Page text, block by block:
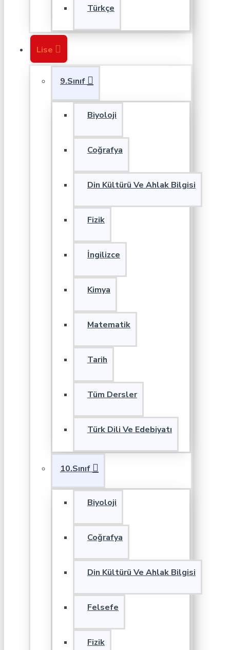
Türkçe
Lise
9.Sınıf
Biyoloji
Coğrafya
Din Kültürü Ve Ahlak Bilgisi
Fizik
İngilizce
Kimya
Matematik
Tarih
Tüm Dersler
Türk Dili Ve Edebiyatı
10.Sınıf
Biyoloji
Coğrafya
Din Kültürü Ve Ahlak Bilgisi
Felsefe
Fizik